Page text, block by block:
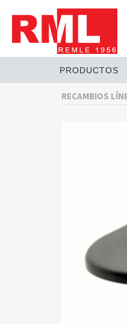
PRODUCTOS
RECAMBIOS